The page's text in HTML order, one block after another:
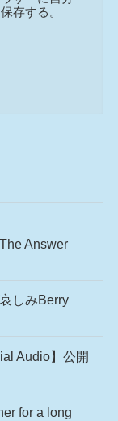
存する。
Answer
しみBerry
Audio】公開
for a long